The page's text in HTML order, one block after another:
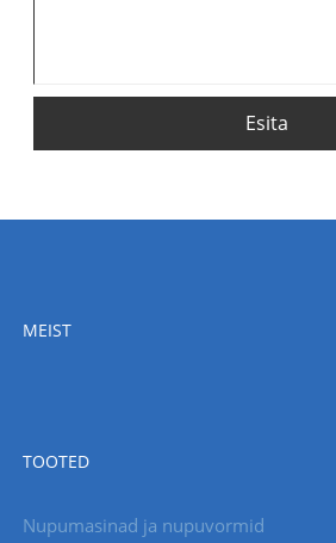
Esita
MEIST
TOOTED
Nupumasinad ja nupuvormid